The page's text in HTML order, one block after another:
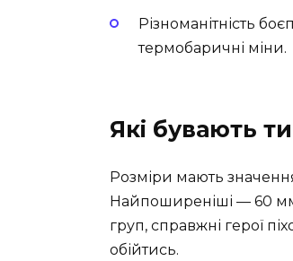
Різноманітність
термобаричні міни.
Які бувають
Розміри мають
Найпоширеніші — 60
груп, справжні герої
обійтись.